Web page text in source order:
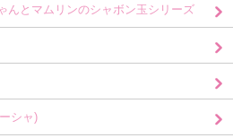
んとマムリンのシャボン玉シリーズ
シャ)